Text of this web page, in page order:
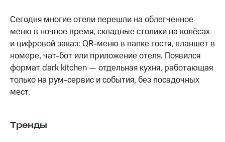
Сегодня многие отели перешли на облегченное
меню в ночное время, складные столики на колёсах
и цифровой заказ: QR-меню в папке гостя, планшет в
номере, чат-бот или приложение отеля. Появился
формат dark kitchen — отдельная кухня, работающая
только на рум-сервис и события, без посадочных
мест.
Тренды